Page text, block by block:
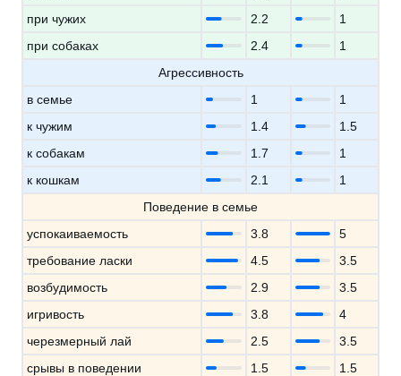
при чужих
2.2
1
при собаках
2.4
1
Агрессивность
в семье
1
1
к чужим
1.4
1.5
к собакам
1.7
1
к кошкам
2.1
1
Поведение в семье
успокаиваемость
3.8
5
требование ласки
4.5
3.5
возбудимость
2.9
3.5
игривость
3.8
4
черезмерный лай
2.5
3.5
срывы в поведении
1.5
1.5